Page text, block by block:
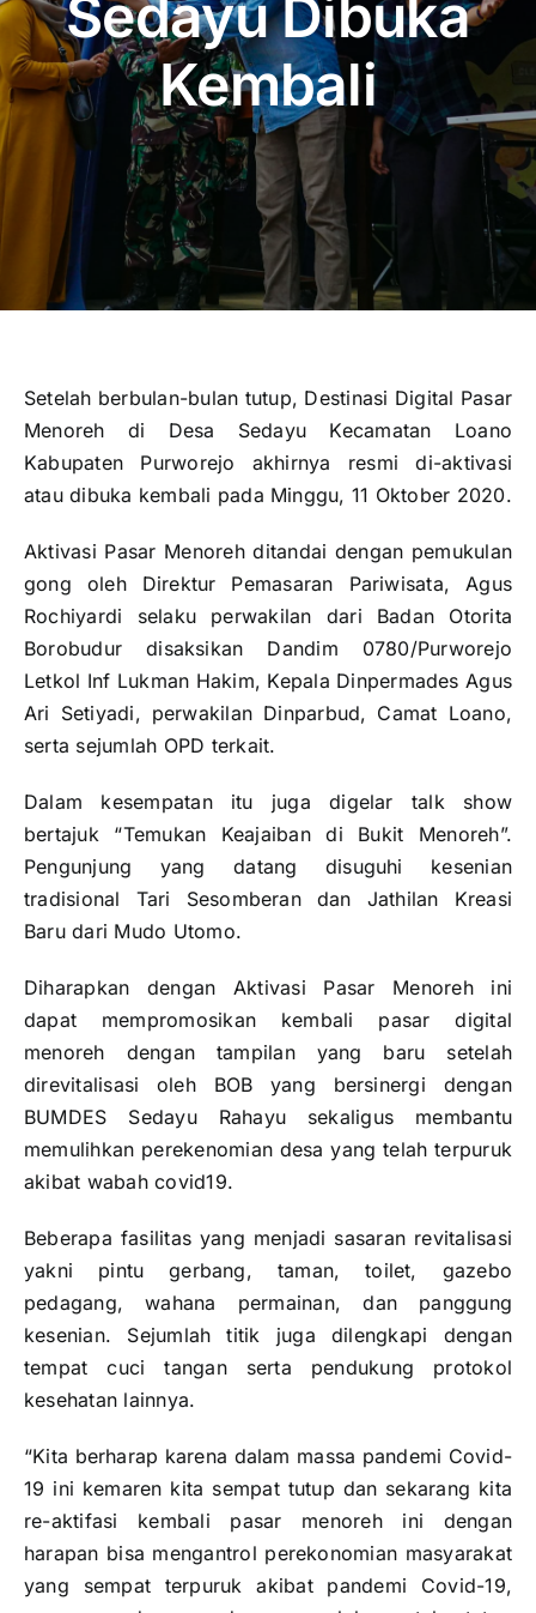
Publikasi
Peta Wisata
Sedayu Dibuka
Kembali
Setelah berbulan-bulan tutup, Destinasi Digital Pasar
Menoreh di Desa Sedayu Kecamatan Loano
Kabupaten Purworejo akhirnya resmi di-aktivasi
atau dibuka kembali pada Minggu, 11 Oktober 2020.
Aktivasi Pasar Menoreh ditandai dengan pemukulan
gong oleh Direktur Pemasaran Pariwisata, Agus
Rochiyardi selaku perwakilan dari Badan Otorita
Borobudur disaksikan Dandim 0780/Purworejo
Letkol Inf Lukman Hakim, Kepala Dinpermades Agus
Ari Setiyadi, perwakilan Dinparbud, Camat Loano,
serta sejumlah OPD terkait.
Dalam kesempatan itu juga digelar talk show
bertajuk “Temukan Keajaiban di Bukit Menoreh”.
Pengunjung yang datang disuguhi kesenian
tradisional Tari Sesomberan dan Jathilan Kreasi
Baru dari Mudo Utomo.
Diharapkan dengan Aktivasi Pasar Menoreh ini
dapat mempromosikan kembali pasar digital
menoreh dengan tampilan yang baru setelah
direvitalisasi oleh BOB yang bersinergi dengan
BUMDES Sedayu Rahayu sekaligus membantu
memulihkan perekenomian desa yang telah terpuruk
akibat wabah covid19.
Beberapa fasilitas yang menjadi sasaran revitalisasi
yakni pintu gerbang, taman, toilet, gazebo
pedagang, wahana permainan, dan panggung
kesenian. Sejumlah titik juga dilengkapi dengan
tempat cuci tangan serta pendukung protokol
kesehatan lainnya.
“Kita berharap karena dalam massa pandemi Covid-
19 ini kemaren kita sempat tutup dan sekarang kita
re-aktifasi kembali pasar menoreh ini dengan
harapan bisa mengantrol perekonomian masyarakat
yang sempat terpuruk akibat pandemi Covid-19,